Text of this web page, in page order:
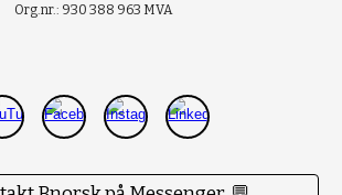
Org.nr.: 930 388 963 MVA